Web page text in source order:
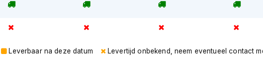
Leverbaar na deze datum Levertijd onbekend, neem eventueel contact